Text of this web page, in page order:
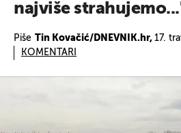
najviše
Piše Tin Kovačić/DNEVNIK.hr, 17.
KOMENTARI